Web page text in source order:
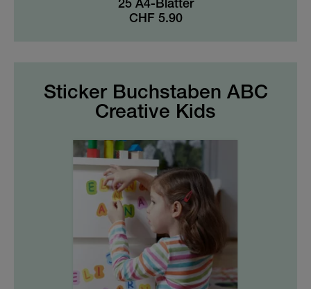
25 A4-Blätter
CHF 5.90
Sticker Buchstaben ABC
Creative Kids